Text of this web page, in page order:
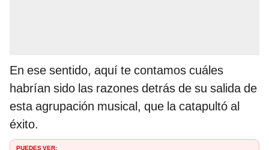
En ese sentido, aquí te contamos cuáles
habrían sido las razones detrás de su salida de
esta agrupación musical, que la catapultó al
éxito.
PUEDES VER: